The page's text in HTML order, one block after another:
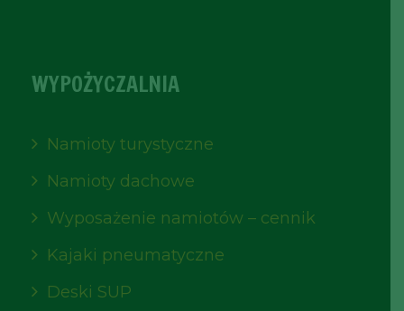
WYPOŻYCZALNIA
Namioty turystyczne
Namioty dachowe
Wyposażenie namiotów – cennik
Kajaki pneumatyczne
Deski SUP